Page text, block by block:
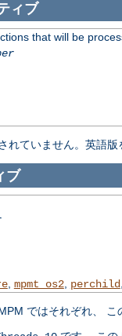
ィブ
that will be
ていません。英語版
ブ
, mpmt_os2, perchild,
ではそれぞれ、